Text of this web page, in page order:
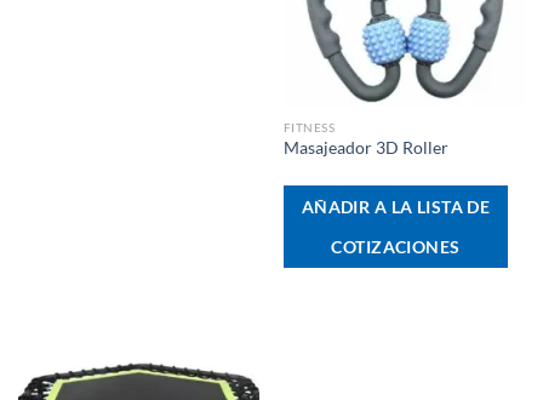
FITNESS
Masajeador 3D Roller
AÑADIR A LA LISTA DE
COTIZACIONES